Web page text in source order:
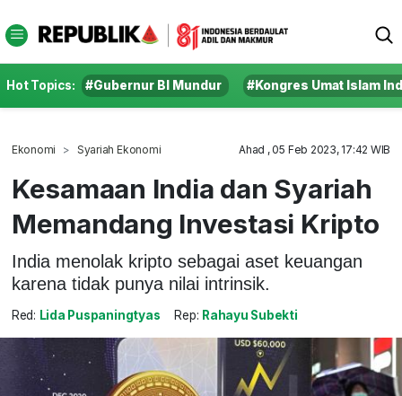
Hot Topics: #Gubernur BI Mundur #Kongres Umat Islam
Ekonomi Syariah Ekonomi Ahad , 05 Feb 2023, 17:42 WIB
Kesamaan India dan Syariah
Memandang Investasi Kripto
India menolak kripto sebagai aset keuangan
karena tidak punya nilai intrinsik.
Red: Lida Puspaningtyas Rep: Rahayu Subekti